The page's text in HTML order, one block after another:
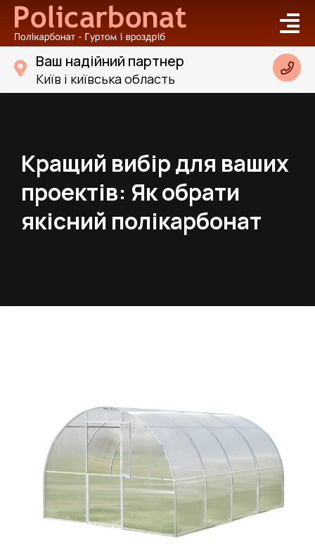
Ваш надійний партнер
Київ і київська область
Кращий вибір для ваших
проектів: Як обрати
якісний полікарбонат